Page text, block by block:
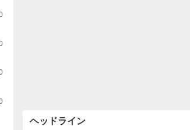
ヘッドライン